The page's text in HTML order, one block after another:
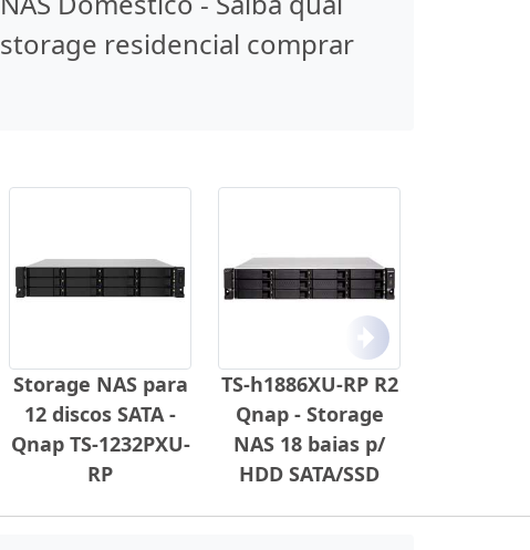
storage residencial comprar
Storage NAS para
12 discos SATA -
Qnap TS-1232PXU-
RP
TS-h1886XU-RP R2
Qnap - Storage
NAS 18 baias p/
HDD SATA/SSD
Próximo